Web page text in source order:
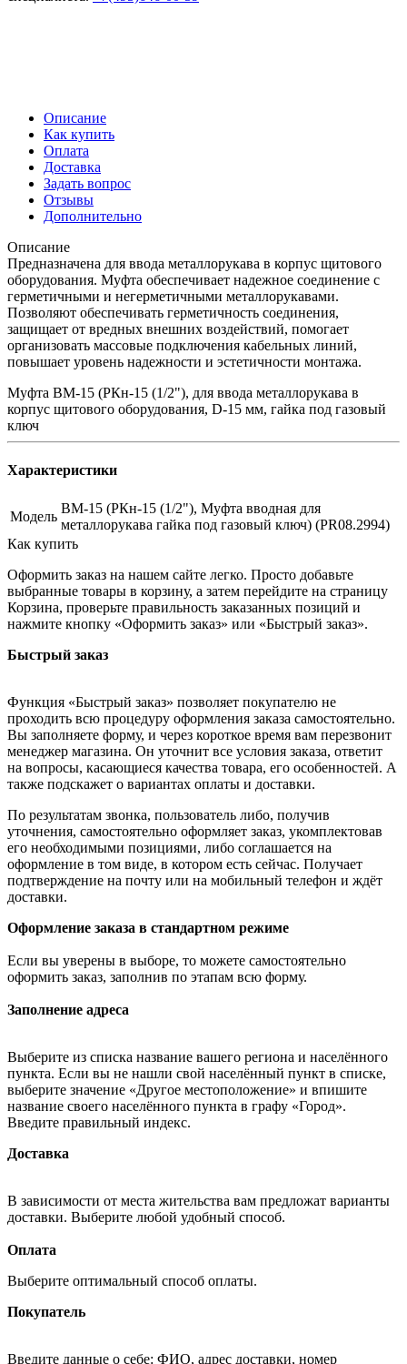
Описание
Как купить
Оплата
Доставка
Задать вопрос
Отзывы
Дополнительно
Описание
Предназначена для ввода металлорукава в корпус щитового
оборудования. Муфта обеспечивает надежное соединение с
герметичными и негерметичными металлорукавами.
Позволяют обеспечивать герметичность соединения,
защищает от вредных внешних воздействий, помогает
организовать массовые подключения кабельных линий,
повышает уровень надежности и эстетичности монтажа.
Муфта ВМ-15 (РКн-15 (1/2"), для ввода металлорукава в
корпус щитового оборудования, D-15 мм, гайка под газовый
ключ
Характеристики
Модель
ВМ-15 (РКн-15 (1/2"), Муфта вводная для
металлорукава гайка под газовый ключ) (PR08.2994)
Как купить
Оформить заказ на нашем сайте легко. Просто добавьте
выбранные товары в корзину, а затем перейдите на страницу
Корзина, проверьте правильность заказанных позиций и
нажмите кнопку «Оформить заказ» или «Быстрый заказ».
Быстрый заказ
Функция «Быстрый заказ» позволяет покупателю не
проходить всю процедуру оформления заказа самостоятельно.
Вы заполняете форму, и через короткое время вам перезвонит
менеджер магазина. Он уточнит все условия заказа, ответит
на вопросы, касающиеся качества товара, его особенностей. А
также подскажет о вариантах оплаты и доставки.
По результатам звонка, пользователь либо, получив
уточнения, самостоятельно оформляет заказ, укомплектовав
его необходимыми позициями, либо соглашается на
оформление в том виде, в котором есть сейчас. Получает
подтверждение на почту или на мобильный телефон и ждёт
доставки.
Оформление заказа в стандартном режиме
Если вы уверены в выборе, то можете самостоятельно
оформить заказ, заполнив по этапам всю форму.
Заполнение адреса
Выберите из списка название вашего региона и населённого
пункта. Если вы не нашли свой населённый пункт в списке,
выберите значение «Другое местоположение» и впишите
название своего населённого пункта в графу «Город».
Введите правильный индекс.
Доставка
В зависимости от места жительства вам предложат варианты
доставки. Выберите любой удобный способ.
Оплата
Выберите оптимальный способ оплаты.
Покупатель
Введите данные о себе: ФИО, адрес доставки, номер